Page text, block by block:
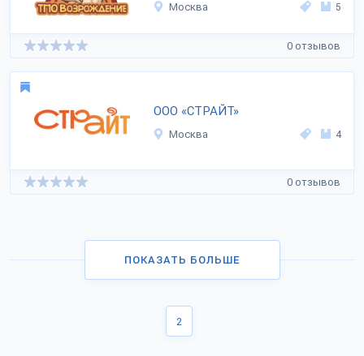
Москва 5
0 отзывов
ООО «СТРАЙТ»
Москва 4
0 отзывов
ПОКАЗАТЬ БОЛЬШЕ
2